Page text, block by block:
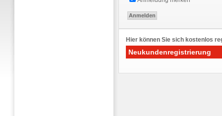
Hier können Sie sich kostenlos
Neukundenregistrierung